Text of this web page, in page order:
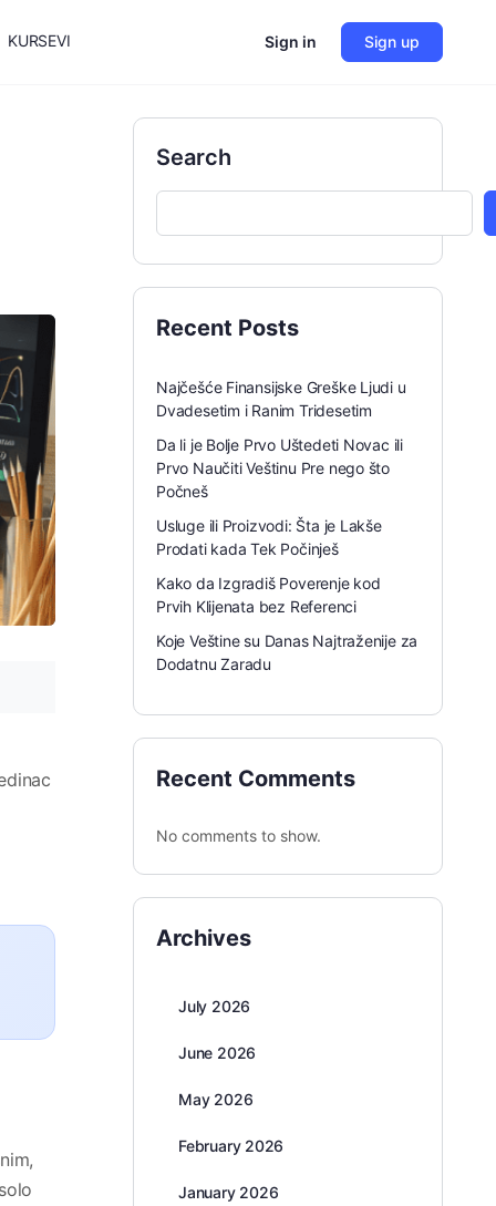
KURSEVI Sign in Sign up
Search
Recent Posts
Najčešće Finansijske Greške Ljudi u
Dvadesetim i Ranim Tridesetim
Da li je Bolje Prvo Uštedeti Novac ili
Prvo Naučiti Veštinu Pre nego što
Počneš
Usluge ili Proizvodi: Šta je Lakše
Prodati kada Tek Počinješ
Kako da Izgradiš Poverenje kod
Prvih Klijenata bez Referenci
Koje Veštine su Danas Najtraženije za
Dodatnu Zaradu
Recent Comments
No comments to show.
Archives
July 2026
June 2026
May 2026
February 2026
January 2026